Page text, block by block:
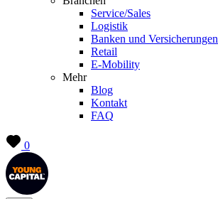
Service/Sales
Logistik
Banken und Versicherungen
Retail
E-Mobility
Mehr
Blog
Kontakt
FAQ
0